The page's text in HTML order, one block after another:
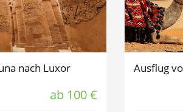
nach Luxor
ab 100 €
Ausflug